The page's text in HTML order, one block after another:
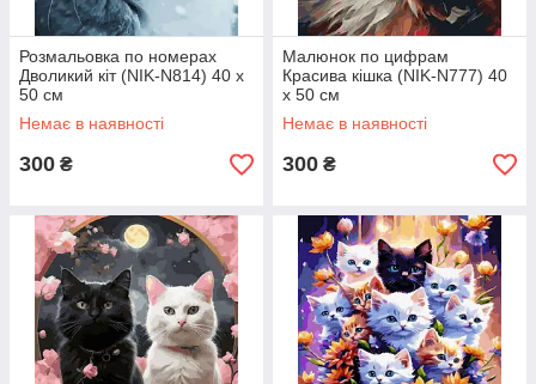
Розмальовка по номерах
Дволикий кіт (NIK-N814) 40 х
50 см
Немає в наявності
300 ₴
Малюнок по цифрам
Красива кішка (NIK-N777) 40
х 50 см
Немає в наявності
300 ₴